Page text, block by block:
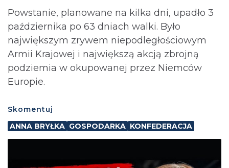
Powstanie, planowane na kilka dni, upadło 3
października po 63 dniach walki. Było
największym zrywem niepodległościowym
Armii Krajowej i największą akcją zbrojną
podziemia w okupowanej przez Niemców
Europie.
Skomentuj
ANNA BRYŁKA GOSPODARKA KONFEDERACJA